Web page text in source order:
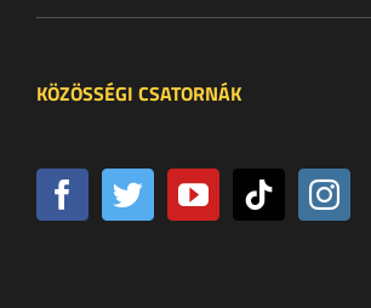
KÖZÖSSÉGI CSATORNÁK